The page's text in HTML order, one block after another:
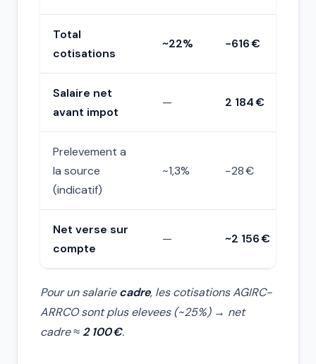
Total
cotisations
~22% −616 €
Salaire net
avant impot
— 2 184 €
Prelevement a
la source
(indicatif)
~1,3% −28 €
Net verse sur
compte
— ~2 156 €
Pour un salariecadre, les cotisations AGIRC-
ARRCO sont plus elevees (~25%) → net
cadre ≈ 2 100 €.